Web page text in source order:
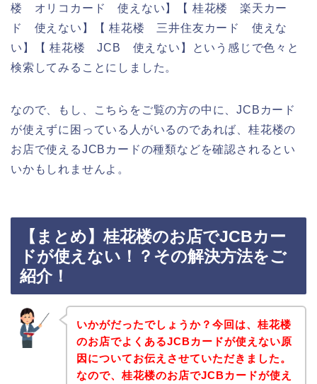
楼 オリコカード 使えない】【 桂花楼 楽天カー
ド 使えない】【 桂花楼 三井住友カード 使えな
い】【 桂花楼 JCB 使えない】という感じで色々と
検索してみることにしました。
なので、もし、こちらをご覧の方の中に、JCBカード
が使えずに困っている人がいるのであれば、桂花楼の
お店で使えるJCBカードの種類などを確認されるとい
いかもしれませんよ。
【まとめ】桂花楼のお店でJCBカー
ドが使えない！？その解決方法をご
紹介！
いかがだったでしょうか？今回は、桂花楼
のお店でよくあるJCBカードが使えない原
因についてお伝えさせていただきました。
なので、桂花楼のお店でJCBカードが使え